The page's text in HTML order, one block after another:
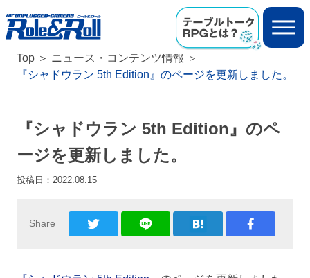
Top
ニュース・コンテンツ情報
『シャドウラン 5th Edition』のページを更新しました。
『シャドウラン 5th Edition』のペ
ージを更新しました。
投稿日： 2022.08.15
Share